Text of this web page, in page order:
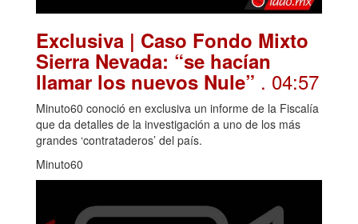
Exclusiva | Caso Fondo Mixto
Sierra Nevada: “se hacían
llamar los nuevos Nule” . 04:57
Minuto60 conoció en exclusiva un informe de la Fiscalía
que da detalles de la investigación a uno de los más
grandes ‘contrataderos’ del país.
Minuto60